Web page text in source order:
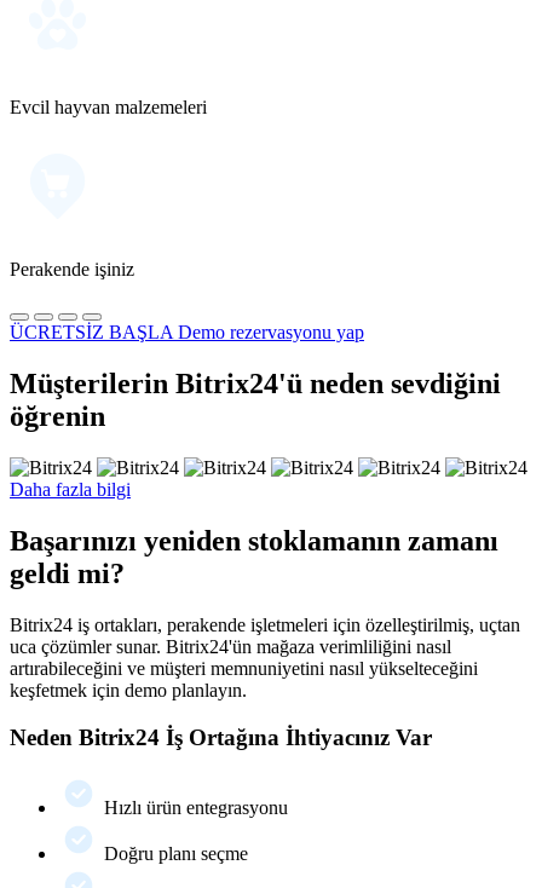
Evcil hayvan malzemeleri
Perakende işiniz
ÜCRETSİZ BAŞLA Demo rezervasyonu yap
Müşterilerin Bitrix24'ü neden sevdiğini
öğrenin
Daha fazla bilgi
Başarınızı yeniden stoklamanın zamanı
geldi mi?
Bitrix24 iş ortakları, perakende işletmeleri için özelleştirilmiş, uçtan
uca çözümler sunar. Bitrix24'ün mağaza verimliliğini nasıl
artırabileceğini ve müşteri memnuniyetini nasıl yükselteceğini
keşfetmek için demo planlayın.
Neden Bitrix24 İş Ortağına İhtiyacınız Var
Hızlı ürün entegrasyonu
Doğru planı seçme